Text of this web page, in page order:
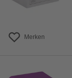
Merken